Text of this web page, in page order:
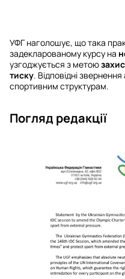
УФГ наголошує, що така
задекларованому курсу на
узгоджується з метою
тиску. Відповідні
спортивним структурам.
Погляд редакції